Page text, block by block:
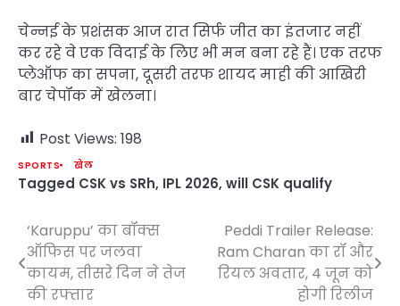
चेन्नई के प्रशंसक आज रात सिर्फ जीत का इंतजार नहीं
कर रहे वे एक विदाई के लिए भी मन बना रहे हैं। एक तरफ
प्लेऑफ का सपना, दूसरी तरफ शायद माही की आखिरी
बार चेपॉक में खेलना।
Post Views: 198
SPORTS खेल
Tagged CSK vs SRh, IPL 2026, will CSK qualify
Post
navigation
‘Karuppu’ का बॉक्स
ऑफिस पर जलवा
कायम, तीसरे दिन ने तेज
की रफ्तार
Peddi Trailer Release:
Ram Charan का रॉ और
रियल अवतार, 4 जून को
होगी रिलीज